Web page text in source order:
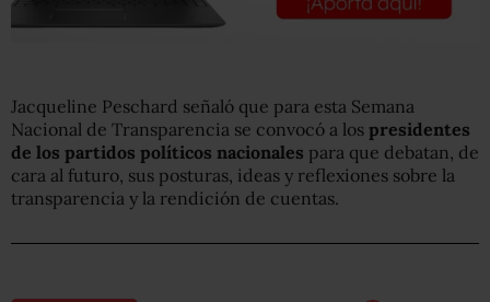
Jacqueline Peschard señaló que para esta Semana
Nacional de Transparencia se convocó a los presidentes
de los partidos políticos nacionales para que debatan, de
cara al futuro, sus posturas, ideas y reflexiones sobre la
transparencia y la rendición de cuentas.